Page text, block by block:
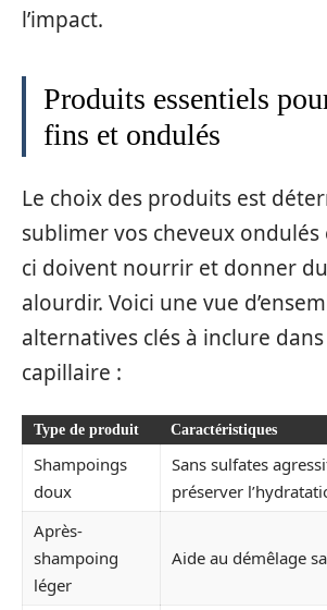
l’impact.
Produits essentiels
fins et ondulés
Le choix des produits est
sublimer vos cheveux ondulés
ci doivent nourrir et donner
alourdir. Voici une vue
alternatives clés à inclure
capillaire :
Type de produit Caractéristiques
Shampoings
doux
Sans sulfates
préserver
Après-
shampoing
léger
Aide au démêlage